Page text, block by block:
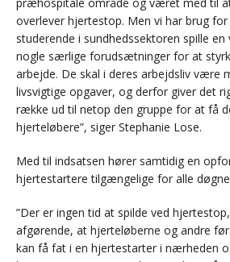
overlever hjertestop. Men vi har brug
studerende i sundhedssektoren spille
nogle særlige forudsætninger for at
arbejde. De skal i deres arbejdsliv være
livsvigtige opgaver, og derfor giver det
række ud til netop den gruppe for at få
hjerteløbere”, siger Stephanie Lose.
Med til indsatsen hører samtidig en
hjertestartere tilgængelige for alle
”Der er ingen tid at spilde ved
afgørende, at hjerteløberne og andre
kan få fat i en hjertestarter i nærheden